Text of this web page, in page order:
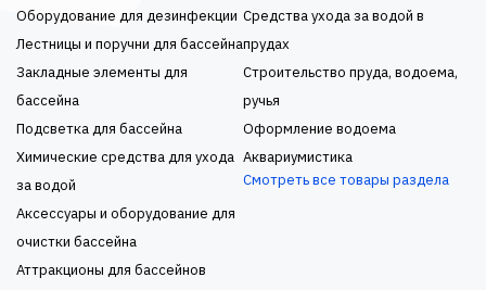
Оборудование для дезинфекции
Лестницы и поручни для бассейна
Закладные элементы для
бассейна
Подсветка для бассейна
Химические средства для ухода
за водой
Аксессуары и оборудование для
очистки бассейна
Аттракционы для бассейнов
Средства ухода за водой в
прудах
Строительство пруда, водоема,
ручья
Оформление водоема
Аквариумистика
Смотреть все товары раздела